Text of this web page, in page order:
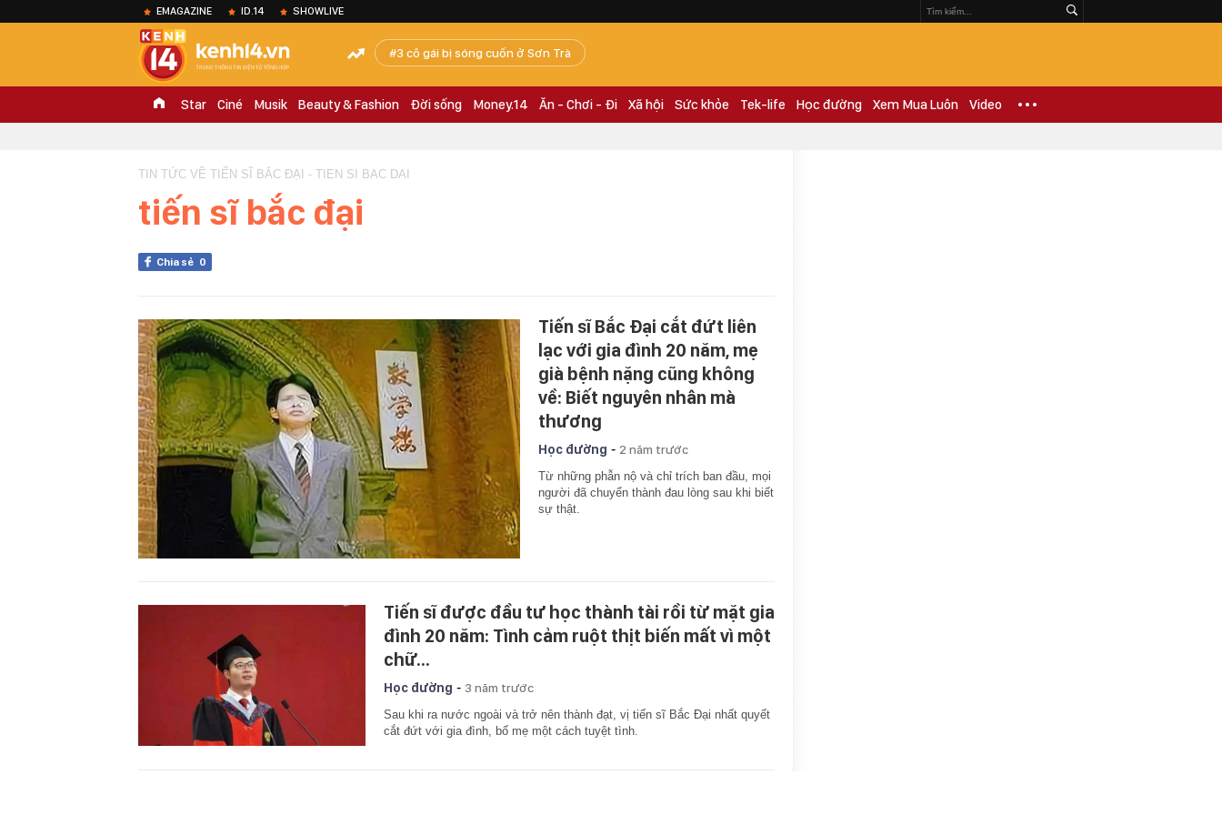
EMAGAZINE ID.14 SHOWLIVE
3 cô gái bị sóng cuốn ở Sơn Trà
Star Ciné Musik Beauty & Fashion Đời sống Money.14 Ăn - Chơi - Đi Xã hội Sức khỏe Tek-life Học đường Xem Mua Luôn Video
TIN TỨC VỀ TIẾN SĨ BẮC ĐẠI - TIEN SI BAC DAI
tiến sĩ bắc đại
Chia sẻ 0
Tiến sĩ Bắc Đại cắt đứt liên
lạc với gia đình 20 năm, mẹ
già bệnh nặng cũng không
về: Biết nguyên nhân mà
thương
Học đường - 2 năm trước
Từ những phẫn nộ và chỉ trích ban đầu, mọi
người đã chuyển thành đau lòng sau khi biết
sự thật.
Tiến sĩ được đầu tư học thành tài rồi từ mặt gia
đình 20 năm: Tình cảm ruột thịt biến mất vì một
chữ...
Học đường - 3 năm trước
Sau khi ra nước ngoài và trở nên thành đạt, vị tiến sĩ Bắc Đại nhất quyết
cắt đứt với gia đình, bố mẹ một cách tuyệt tình.